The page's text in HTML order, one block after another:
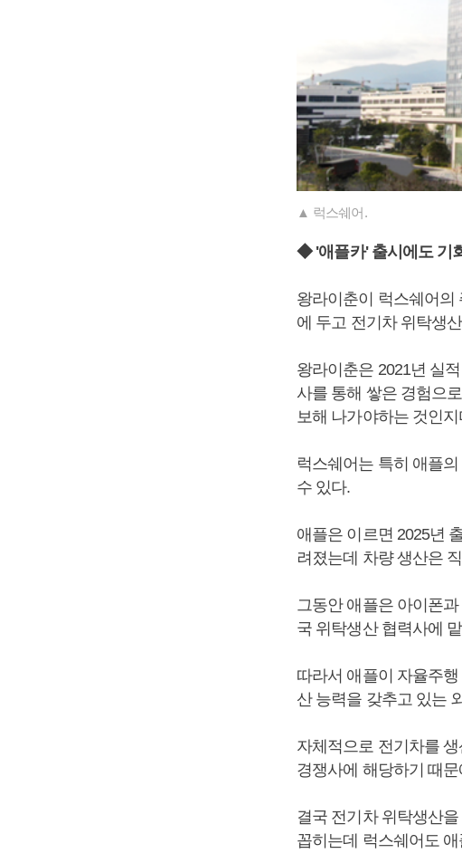
▲ 럭스쉐어.
◆ '애플카' 출시에도 기
왕라이춘이 럭스쉐어의
에 두고 전기차 위탁생
왕라이춘은 2021년 실
사를 통해 쌓은 경험으
보해 나가야하는 것인지
럭스쉐어는 특히 애플
수 있다.
애플은 이르면 2025년
려졌는데 차량 생산은
그동안 애플은 아이폰
국 위탁생산 협력사에
따라서 애플이 자율주
산 능력을 갖추고 있는
자체적으로 전기차를
경쟁사에 해당하기 때
결국 전기차 위탁생산
꼽히는데 럭스쉐어도